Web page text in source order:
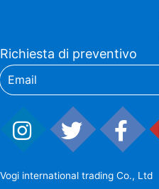
Richiesta di preventivo
Vogi international trading Co., Ltd